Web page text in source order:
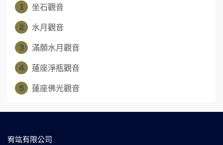
1
坐石觀音
2
水月觀音
3
滿願水月觀音
4
蓮座淨瓶觀音
5
蓮座佛光觀音
宥竑有限公司